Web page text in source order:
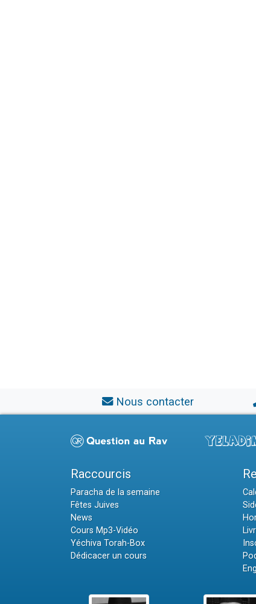
Nous contacter
Raccourcis
Paracha de la semaine
Fêtes Juives
News
Cours Mp3-Vidéo
Yéchiva Torah-Box
Dédicacer un cours